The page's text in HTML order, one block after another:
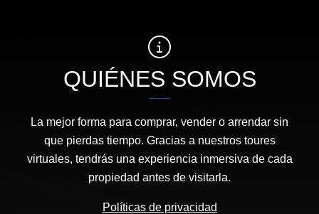
QUIÉNES SOMOS
La mejor forma para comprar, vender o arrendar sin
que pierdas tiempo. Gracias a nuestros toures
virtuales, tendrás una experiencia inmersiva de cada
propiedad antes de visitarla.
Políticas de privacidad